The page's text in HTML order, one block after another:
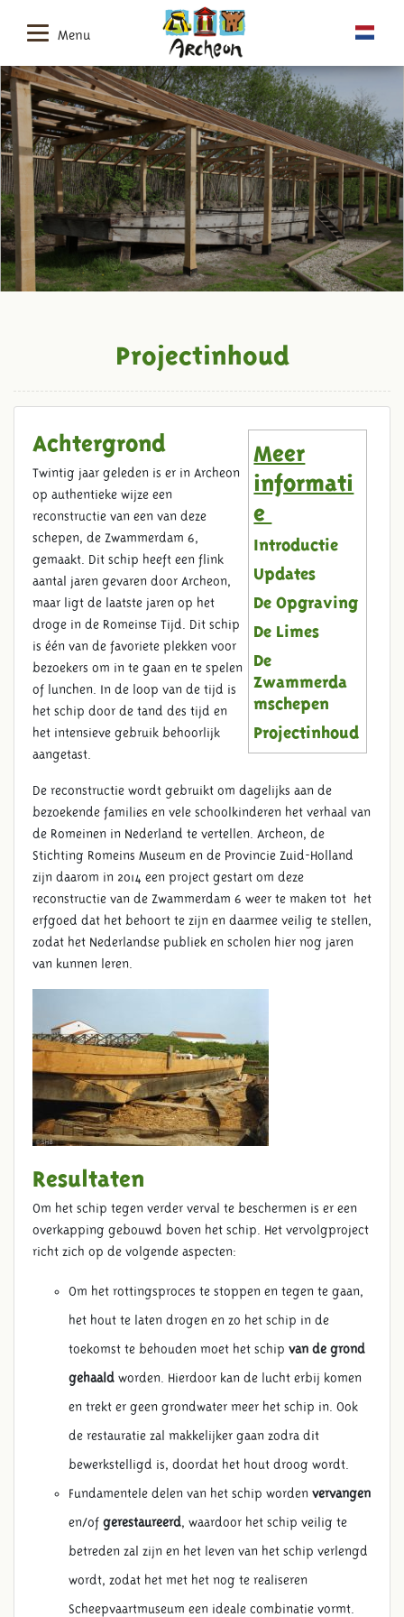
Menu
Projectinhoud
Meer
informati
e
Introductie
Updates
De Opgraving
De Limes
De
Zwammerda
mschepen
Projectinhoud
Achtergrond
Twintig jaar geleden is er in Archeon
op authentieke wijze een
reconstructie van een van deze
schepen, de Zwammerdam 6,
gemaakt. Dit schip heeft een flink
aantal jaren gevaren door Archeon,
maar ligt de laatste jaren op het
droge in de Romeinse Tijd. Dit schip
is één van de favoriete plekken voor
bezoekers om in te gaan en te spelen
of lunchen. In de loop van de tijd is
het schip door de tand des tijd en
het intensieve gebruik behoorlijk
aangetast.
De reconstructie wordt gebruikt om dagelijks aan de
bezoekende families en vele schoolkinderen het verhaal van
de Romeinen in Nederland te vertellen. Archeon, de
Stichting Romeins Museum en de Provincie Zuid-Holland
zijn daarom in 2014 een project gestart om deze
reconstructie van de Zwammerdam 6 weer te maken tot het
erfgoed dat het behoort te zijn en daarmee veilig te stellen,
zodat het Nederlandse publiek en scholen hier nog jaren
van kunnen leren.
Resultaten
Om het schip tegen verder verval te beschermen is er een
overkapping gebouwd boven het schip. Het vervolgproject
richt zich op de volgende aspecten:
Om het rottingsproces te stoppen en tegen te gaan,
het hout te laten drogen en zo het schip in de
toekomst te behouden moet het schip van de grond
gehaald worden. Hierdoor kan de lucht erbij komen
en trekt er geen grondwater meer het schip in. Ook
de restauratie zal makkelijker gaan zodra dit
bewerkstelligd is, doordat het hout droog wordt.
Fundamentele delen van het schip worden vervangen
en/of gerestaureerd, waardoor het schip veilig te
betreden zal zijn en het leven van het schip verlengd
wordt, zodat het met het nog te realiseren
Scheepvaartmuseum een ideale combinatie vormt.